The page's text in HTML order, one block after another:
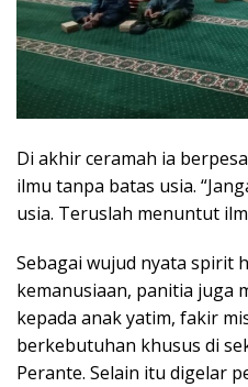
Di akhir ceramah ia
ilmu tanpa batas usia.
usia. Teruslah menuntut
Sebagai wujud nyata spirit
kemanusiaan, panitia juga
kepada anak yatim, fakir
berkebutuhan khusus di
Perante. Selain itu digelar